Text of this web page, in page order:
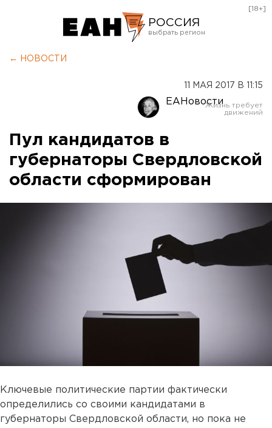
РОССИЯ
Оренбург
[18+]
← НОВОСТИ
11 МАЯ 2017 В 11:15
ЕАНовости
Пул кандидатов в
губернаторы Свердловской
области сформирован
Ключевые политические партии фактически
определились со своими кандидатами в
губернаторы Свердловской области, но пока не